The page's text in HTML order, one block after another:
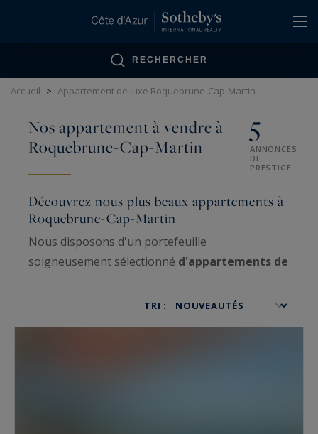
RECHERCHER
Accueil > Appartement de luxe Roquebrune-Cap-Martin
Nos appartement à vendre à
Roquebrune-Cap-Martin
5
ANNONCES
DE
PRESTIGE
Découvrez nous plus beaux appartements à
Roquebrune-Cap-Martin
Nous disposons d'un portefeuille
soigneusement sélectionné d'appartements de
offrant des prestations d'exception. Que vous
TRI :